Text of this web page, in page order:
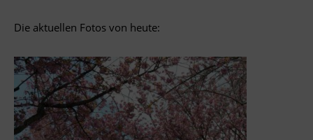
Die aktuellen Fotos von heute: